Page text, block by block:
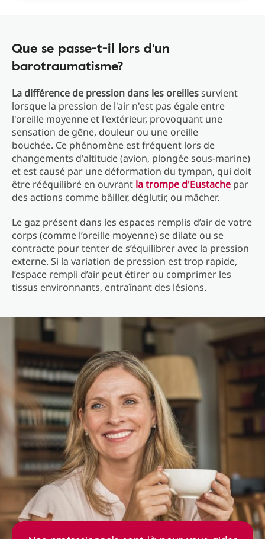
Que se passe-t-il lors d'un
barotraumatisme?
La différence de pression dans les oreillessurvient
lorsque la pression de l'air n'est pas égale entre
l'oreille moyenne et l'extérieur, provoquant une
sensation de gêne, douleur ou une oreille
bouchée. Ce phénomène est fréquent lors de
changements d'altitude (avion, plongée sous-marine)
et est causé par une déformation du tympan, qui doit
être rééquilibré en ouvrant la trompe d'Eustache par
des actions comme bâiller, déglutir, ou mâcher.
Le gaz présent dans les espaces remplis d’air de votre
corps (comme l’oreille moyenne) se dilate ou se
contracte pour tenter de s’équilibrer avec la pression
externe. Si la variation de pression est trop rapide,
l’espace rempli d’air peut étirer ou comprimer les
tissus environnants, entraînant des lésions.